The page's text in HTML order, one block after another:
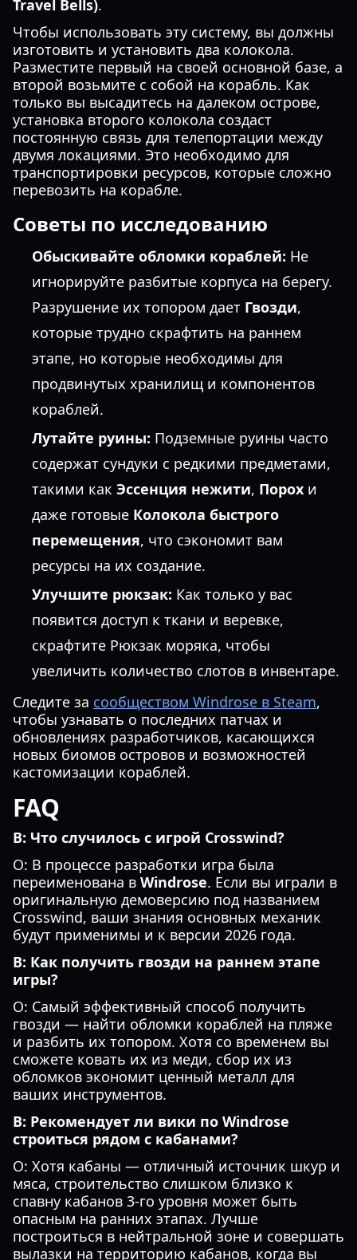
Travel Bells).
Чтобы использовать эту систему, вы должны
изготовить и установить два колокола.
Разместите первый на своей основной базе, а
второй возьмите с собой на корабль. Как
только вы высадитесь на далеком острове,
установка второго колокола создаст
постоянную связь для телепортации между
двумя локациями. Это необходимо для
транспортировки ресурсов, которые сложно
перевозить на корабле.
Советы по исследованию
Обыскивайте обломки кораблей: Не
игнорируйте разбитые корпуса на берегу.
Разрушение их топором дает Гвозди,
которые трудно скрафтить на раннем
этапе, но которые необходимы для
продвинутых хранилищ и компонентов
кораблей.
Лутайте руины: Подземные руины часто
содержат сундуки с редкими предметами,
такими как Эссенция нежити, Порох и
даже готовые Колокола быстрого
перемещения, что сэкономит вам
ресурсы на их создание.
Улучшите рюкзак: Как только у вас
появится доступ к ткани и веревке,
скрафтите Рюкзак моряка, чтобы
увеличить количество слотов в инвентаре.
Следите за сообществом Windrose в Steam,
чтобы узнавать о последних патчах и
обновлениях разработчиков, касающихся
новых биомов островов и возможностей
кастомизации кораблей.
FAQ
В: Что случилось с игрой Crosswind?
О: В процессе разработки игра была
переименована в Windrose. Если вы играли в
оригинальную демоверсию под названием
Crosswind, ваши знания основных механик
будут применимы и к версии 2026 года.
В: Как получить гвозди на раннем этапе
игры?
О: Самый эффективный способ получить
гвозди — найти обломки кораблей на пляже
и разбить их топором. Хотя со временем вы
сможете ковать их из меди, сбор их из
обломков экономит ценный металл для
ваших инструментов.
В: Рекомендует ли вики по Windrose
строиться рядом с кабанами?
О: Хотя кабаны — отличный источник шкур и
мяса, строительство слишком близко к
спавну кабанов 3-го уровня может быть
опасным на ранних этапах. Лучше
построиться в нейтральной зоне и совершать
вылазки на территорию кабанов, когда вы